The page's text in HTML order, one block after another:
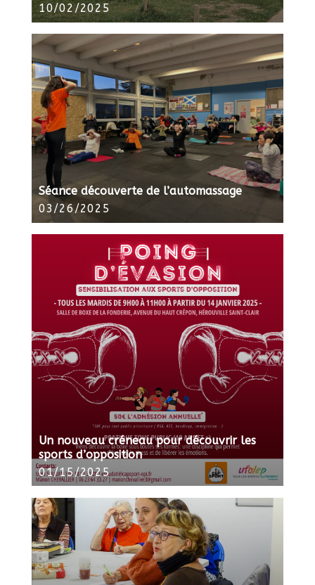
10/02/2025
Séance découverte de l’automassage
03/26/2025
Un nouveau créneau pour découvrir les
sports d’opposition
01/15/2025